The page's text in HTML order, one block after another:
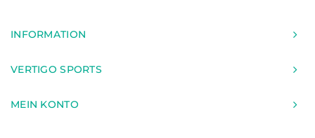
INFORMATION
VERTIGO SPORTS
MEIN KONTO